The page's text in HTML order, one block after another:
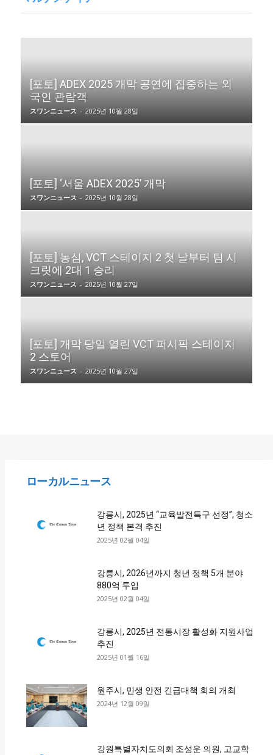
[포토] ADEX 2025 개막 공연에 집중하는 외
국인 관람객
スワンニュース - 2025년 10월 28일
[포토] ‘서울 ADEX 2025’ 개막
スワンニュース - 2025년 10월 28일
[포토] 농심, VCT 스테이지 2 첫 날부터 팀 시
크릿에 2대 1 승리
スワンニュース - 2025년 10월 27일
[포토] 개막 당일 열린 VCT 퍼시픽 스테이지
2 스토어
スワンニュース - 2025년 10월 27일
ローカルニュース
강릉시, 2025년 “교육발전특구 선정”, 청소
년 정책 본격 추진
2025년 02월 04일
강릉시, 2026년까지 청년 정책 5개 분야
880억 투입
2025년 02월 04일
강릉시, 2025년 전통시장 활성화 지원사업
추진
2025년 01월 16일
원주시, 민생 안전 긴급대책 회의 개최
2024년 12월 09일
강원특별자치도의회 조성운 의원, 고교학